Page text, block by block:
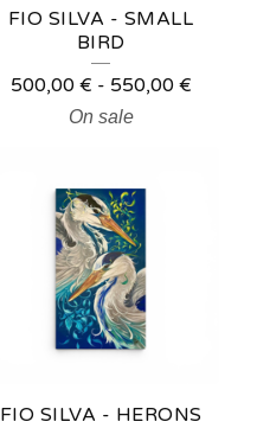
FIO SILVA - SMALL
BIRD
500,00 € - 550,00 €
On sale
FIO SILVA - HERONS